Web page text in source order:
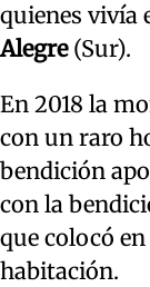
quienes vivía
Alegre(Sur).
En 2018 la
con un raro
bendición
con la
que colocó
habitación.